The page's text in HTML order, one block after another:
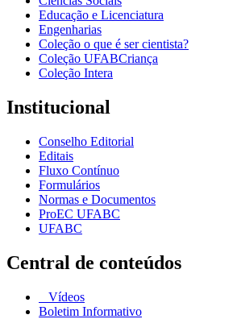
Educação e Licenciatura
Engenharias
Coleção o que é ser cientista?
Coleção UFABCriança
Coleção Intera
Institucional
Conselho Editorial
Editais
Fluxo Contínuo
Formulários
Normas e Documentos
ProEC UFABC
UFABC
Central de conteúdos
Vídeos
Boletim Informativo